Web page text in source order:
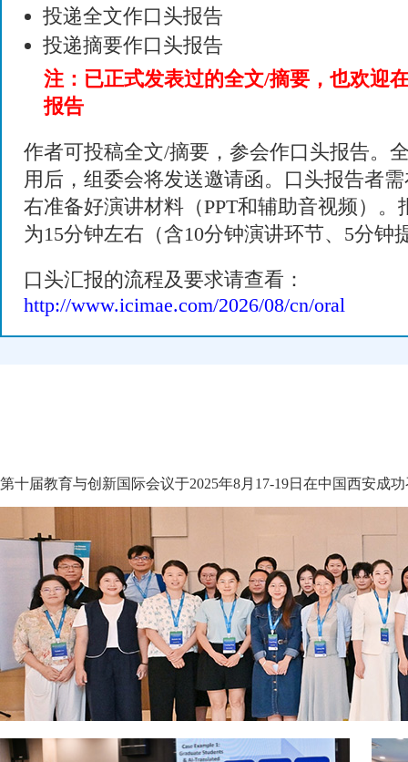
投递全文作口头报告
投递摘要作口头报告
注：已正式发表过的全文/摘要，也欢迎
报告
作者可投稿全文/摘要，参会作口头报告。
用后，组委会将发送邀请函。口头报告者
右准备好演讲材料（PPT和辅助音视频）。
为15分钟左右（含10分钟演讲环节、5分钟
口头汇报的流程及要求请查看：
http://www.icimae.com/2026/08/cn/oral
第十届教育与创新国际会议于2025年8月17-19日在中国西安成